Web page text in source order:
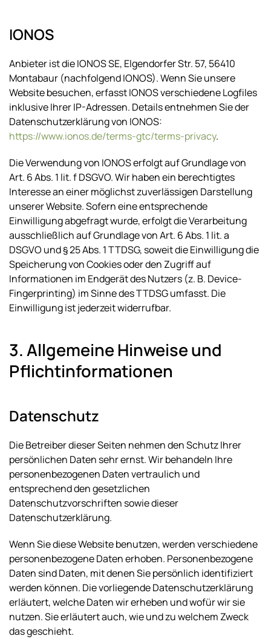
IONOS
Anbieter ist die IONOS SE, Elgendorfer Str. 57, 56410
Montabaur (nachfolgend IONOS). Wenn Sie unsere
Website besuchen, erfasst IONOS verschiedene Logfiles
inklusive Ihrer IP-Adressen. Details entnehmen Sie der
Datenschutzerklärung von IONOS:
https://www.ionos.de/terms-gtc/terms-privacy.
Die Verwendung von IONOS erfolgt auf Grundlage von
Art. 6 Abs. 1 lit. f DSGVO. Wir haben ein berechtigtes
Interesse an einer möglichst zuverlässigen Darstellung
unserer Website. Sofern eine entsprechende
Einwilligung abgefragt wurde, erfolgt die Verarbeitung
ausschließlich auf Grundlage von Art. 6 Abs. 1 lit. a
DSGVO und § 25 Abs. 1 TTDSG, soweit die Einwilligung die
Speicherung von Cookies oder den Zugriff auf
Informationen im Endgerät des Nutzers (z. B. Device-
Fingerprinting) im Sinne des TTDSG umfasst. Die
Einwilligung ist jederzeit widerrufbar.
3. Allgemeine Hinweise und
Pflicht­informationen
Datenschutz
Die Betreiber dieser Seiten nehmen den Schutz Ihrer
persönlichen Daten sehr ernst. Wir behandeln Ihre
personenbezogenen Daten vertraulich und
entsprechend den gesetzlichen
Datenschutzvorschriften sowie dieser
Datenschutzerklärung.
Wenn Sie diese Website benutzen, werden verschiedene
personenbezogene Daten erhoben. Personenbezogene
Daten sind Daten, mit denen Sie persönlich identifiziert
werden können. Die vorliegende Datenschutzerklärung
erläutert, welche Daten wir erheben und wofür wir sie
nutzen. Sie erläutert auch, wie und zu welchem Zweck
das geschieht.